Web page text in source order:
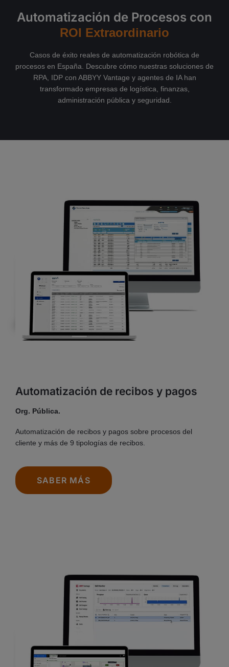
Automatización de Procesos con
ROI Extraordinario
Casos de éxito reales de automatización robótica de
procesos en España. Descubre cómo nuestras soluciones de
RPA, IDP con ABBYY Vantage y agentes de IA han
transformado empresas de logística, finanzas,
administración pública y seguridad.
Automatización de recibos y pagos
Org. Pública.
Automatización de recibos y pagos sobre procesos del
cliente y más de 9 tipologías de recibos.
SABER MÁS